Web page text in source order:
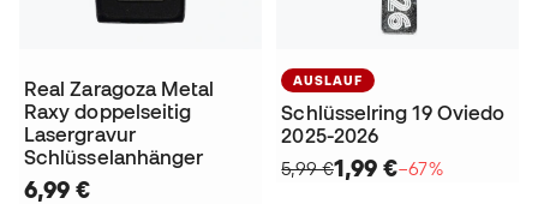
Real Zaragoza Metal
Raxy doppelseitig
Lasergravur
Schlüsselanhänger
6,99 €
AUSLAUF
Schlüsselring 19 Oviedo
2025-2026
5,99 €1,99 €−67%